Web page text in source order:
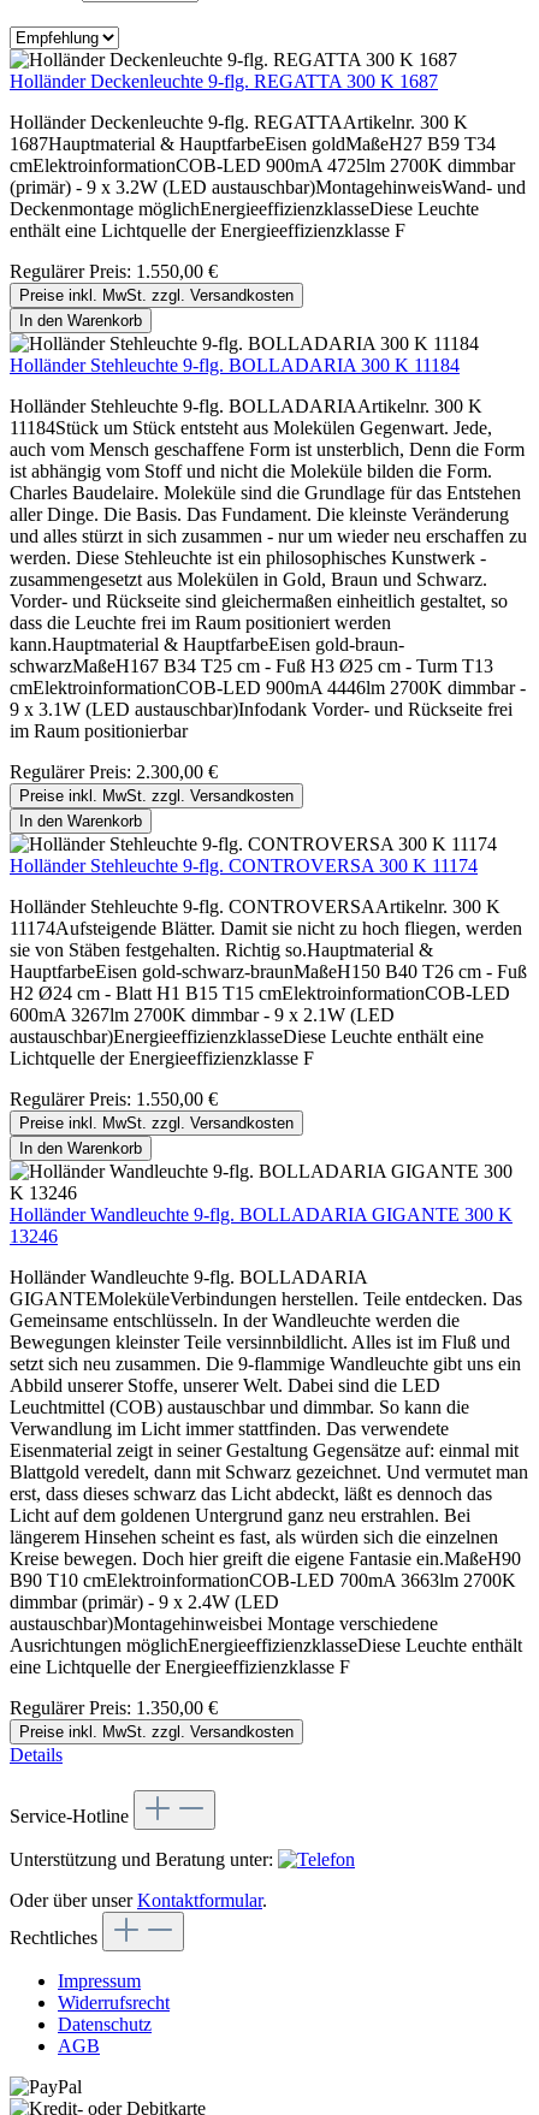
Holländer Deckenleuchte 9-flg. REGATTA 300 K 1687
Holländer Deckenleuchte 9-flg. REGATTAArtikelnr. 300 K
1687Hauptmaterial & HauptfarbeEisen goldMaßeH27 B59 T34
cmElektroinformationCOB-LED 900mA 4725lm 2700K dimmbar
(primär) - 9 x 3.2W (LED austauschbar)MontagehinweisWand- und
Deckenmontage möglichEnergieeffizienzklasseDiese Leuchte
enthält eine Lichtquelle der Energieeffizienzklasse F
Regulärer Preis: 1.550,00 €
Preise inkl. MwSt. zzgl. Versandkosten
In den Warenkorb
Holländer Stehleuchte 9-flg. BOLLADARIA 300 K 11184
Holländer Stehleuchte 9-flg. BOLLADARIAArtikelnr. 300 K
11184Stück um Stück entsteht aus Molekülen Gegenwart. Jede,
auch vom Mensch geschaffene Form ist unsterblich, Denn die Form
ist abhängig vom Stoff und nicht die Moleküle bilden die Form.
Charles Baudelaire. Moleküle sind die Grundlage für das Entstehen
aller Dinge. Die Basis. Das Fundament. Die kleinste Veränderung
und alles stürzt in sich zusammen - nur um wieder neu erschaffen zu
werden. Diese Stehleuchte ist ein philosophisches Kunstwerk -
zusammengesetzt aus Molekülen in Gold, Braun und Schwarz.
Vorder- und Rückseite sind gleichermaßen einheitlich gestaltet, so
dass die Leuchte frei im Raum positioniert werden
kann.Hauptmaterial & HauptfarbeEisen gold-braun-
schwarzMaßeH167 B34 T25 cm - Fuß H3 Ø25 cm - Turm T13
cmElektroinformationCOB-LED 900mA 4446lm 2700K dimmbar -
9 x 3.1W (LED austauschbar)Infodank Vorder- und Rückseite frei
im Raum positionierbar
Regulärer Preis: 2.300,00 €
Preise inkl. MwSt. zzgl. Versandkosten
In den Warenkorb
Holländer Stehleuchte 9-flg. CONTROVERSA 300 K 11174
Holländer Stehleuchte 9-flg. CONTROVERSAArtikelnr. 300 K
11174Aufsteigende Blätter. Damit sie nicht zu hoch fliegen, werden
sie von Stäben festgehalten. Richtig so.Hauptmaterial &
HauptfarbeEisen gold-schwarz-braunMaßeH150 B40 T26 cm - Fuß
H2 Ø24 cm - Blatt H1 B15 T15 cmElektroinformationCOB-LED
600mA 3267lm 2700K dimmbar - 9 x 2.1W (LED
austauschbar)EnergieeffizienzklasseDiese Leuchte enthält eine
Lichtquelle der Energieeffizienzklasse F
Regulärer Preis: 1.550,00 €
Preise inkl. MwSt. zzgl. Versandkosten
In den Warenkorb
Holländer Wandleuchte 9-flg. BOLLADARIA GIGANTE 300 K
13246
Holländer Wandleuchte 9-flg. BOLLADARIA
GIGANTEMoleküleVerbindungen herstellen. Teile entdecken. Das
Gemeinsame entschlüsseln. In der Wandleuchte werden die
Bewegungen kleinster Teile versinnbildlicht. Alles ist im Fluß und
setzt sich neu zusammen. Die 9-flammige Wandleuchte gibt uns ein
Abbild unserer Stoffe, unserer Welt. Dabei sind die LED
Leuchtmittel (COB) austauschbar und dimmbar. So kann die
Verwandlung im Licht immer stattfinden. Das verwendete
Eisenmaterial zeigt in seiner Gestaltung Gegensätze auf: einmal mit
Blattgold veredelt, dann mit Schwarz gezeichnet. Und vermutet man
erst, dass dieses schwarz das Licht abdeckt, läßt es dennoch das
Licht auf dem goldenen Untergrund ganz neu erstrahlen. Bei
längerem Hinsehen scheint es fast, als würden sich die einzelnen
Kreise bewegen. Doch hier greift die eigene Fantasie ein.MaßeH90
B90 T10 cmElektroinformationCOB-LED 700mA 3663lm 2700K
dimmbar (primär) - 9 x 2.4W (LED
austauschbar)Montagehinweisbei Montage verschiedene
Ausrichtungen möglichEnergieeffizienzklasseDiese Leuchte enthält
eine Lichtquelle der Energieeffizienzklasse F
Regulärer Preis: 1.350,00 €
Preise inkl. MwSt. zzgl. Versandkosten
Details
Service-Hotline
Unterstützung und Beratung unter:
Oder über unserKontaktformular.
Rechtliches
Impressum
Widerrufsrecht
Datenschutz
AGB